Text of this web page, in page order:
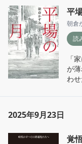
浪
の
を
え
布
と
確
の
の
ん
な
前
ジ
読書
当
の
や
い
平
朝倉
読
「
が
わ
し
2025年9月23日
覚